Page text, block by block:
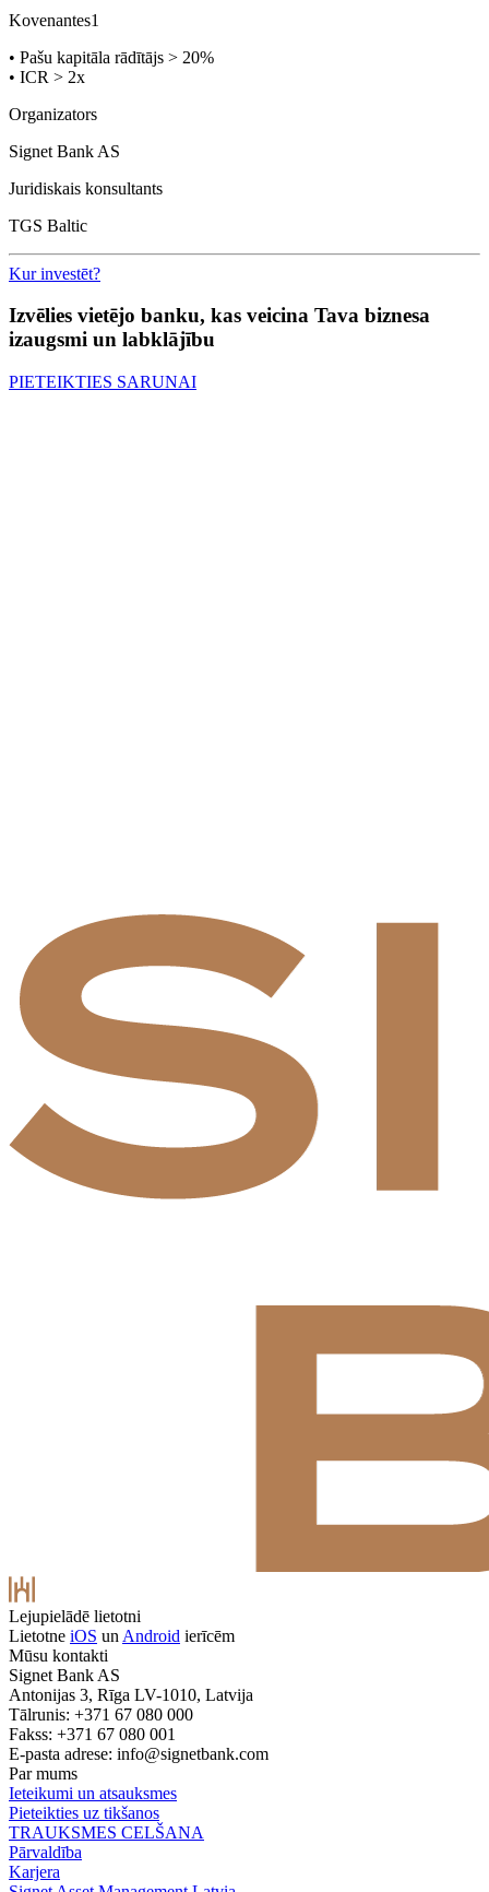
Kovenantes1
• Pašu kapitāla rādītājs > 20%
• ICR > 2x
Organizators
Signet Bank AS
Juridiskais konsultants
TGS Baltic
Kur investēt?
Izvēlies vietējo banku, kas veicina Tava biznesa
izaugsmi un labklājību
PIETEIKTIES SARUNAI
Lejupielādē lietotni
Lietotne iOS un Android ierīcēm
Mūsu kontakti
Signet Bank AS
Antonijas 3, Rīga LV-1010, Latvija
Tālrunis: +371 67 080 000
Fakss: +371 67 080 001
E-pasta adrese: info@signetbank.com
Par mums
Ieteikumi un atsauksmes
Pieteikties uz tikšanos
TRAUKSMES CELŠANA
Pārvaldība
Karjera